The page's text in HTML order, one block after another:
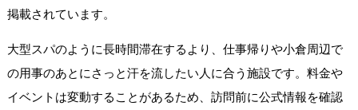
掲載されています。
大型スパのように長時間滞在するより、仕事帰りや小倉周辺で
の用事のあとにさっと汗を流したい人に合う施設です。料金や
イベントは変動することがあるため、訪問前に公式情報を確認